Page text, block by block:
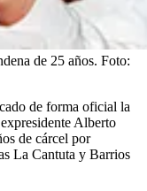
de 25 años. Foto:
de forma oficial la
Alberto
de cárcel por
La Cantuta y Barrios